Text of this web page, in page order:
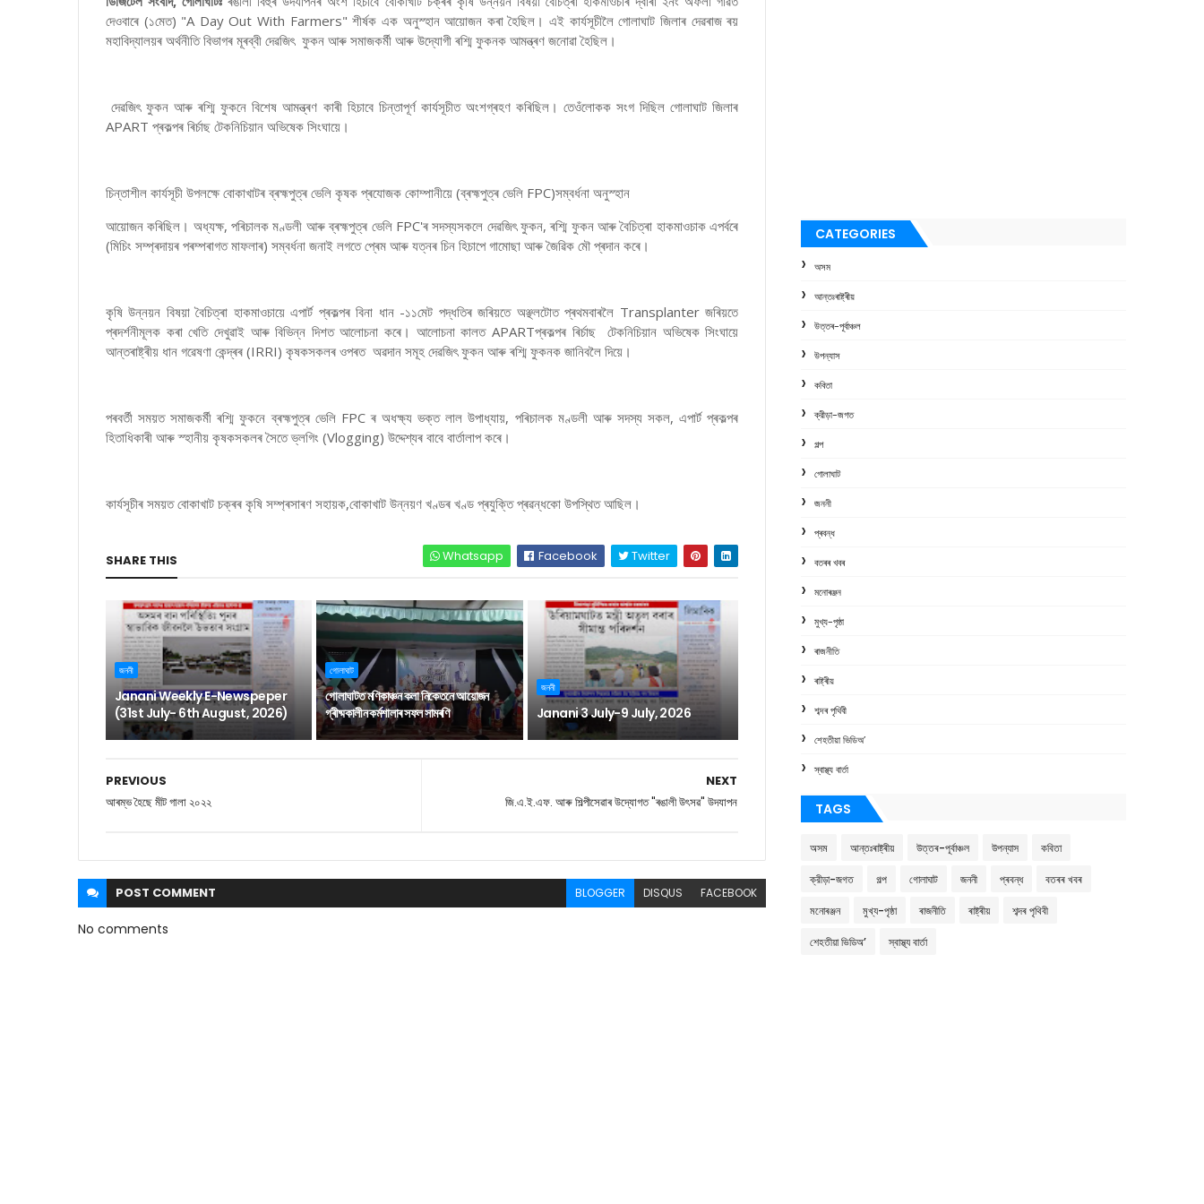
দেওবাৰে (১মেত) "A Day Out With Farmers" শীৰ্ষক এক অনুস্হান আয়োজন কৰা হৈছিল। এই কাৰ্যসূচীলৈ গোলাঘাট জিলাৰ দেৱৰাজ ৰয়
মহাবিদ্যালয়ৰ অৰ্থনীতি বিভাগৰ মূৰব্বী দেৱজিৎ ফুকন আৰু সমাজকৰ্মী আৰু উদ্যোগী ৰশ্মি ফুকনক আমন্ত্ৰণ জনোৱা হৈছিল।
দেৱজিৎ ফুকন আৰু ৰশ্মি ফুকনে বিশেষ আমন্ত্ৰণ কাৰী হিচাবে চিন্তাপূৰ্ণ কাৰ্যসূচীত অংশগ্ৰহণ কৰিছিল। তেওঁলোকক সংগ দিছিল গোলাঘাট জিলাৰ
APART প্ৰকল্পৰ ৰিৰ্চাছ টেকনিচিয়ান অভিষেক সিংঘায়ে।
চিন্তাশীল কাৰ্যসূচী উপলক্ষে বোকাখাটৰ ব্ৰহ্মপুত্ৰ ভেলি কৃষক প্ৰযোজক কোম্পানীয়ে (ব্ৰহ্মপুত্ৰ ভেলি FPC)সম্বৰ্ধনা অনুস্হান
আয়োজন কৰিছিল। অধ্যক্ষ, পৰিচালক মণ্ডলী আৰু ব্ৰহ্মপুত্ৰ ভেলি FPC'ৰ সদস্যসকলে দেৱজিৎ ফুকন, ৰশ্মি ফুকন আৰু বৈচিত্ৰা হাকমাওচাক এপৰ্বৰে
(মিচিং সম্প্ৰদায়ৰ পৰম্পৰাগত মাফলাৰ) সম্বৰ্ধনা জনাই লগতে প্ৰেম আৰু যত্নৰ চিন হিচাপে গামোছা আৰু জৈৱিক মৌ প্ৰদান কৰে।
কৃষি উন্নয়ন বিষয়া বৈচিত্ৰা হাকমাওচায়ে এপাৰ্ট প্ৰকল্পৰ বিনা ধান -১১মেট পদ্ধতিৰ জৰিয়তে অঞ্ছলটোত প্ৰথমবাৰলৈ Transplanter জৰিয়তে
প্ৰদৰ্শনীমূলক কৰা খেতি দেখুৱাই আৰু বিভিন্ন দিশত আলোচনা কৰে। আলোচনা কালত APARTপ্ৰকল্পৰ ৰিৰ্চাছ টেকনিচিয়ান অভিষেক সিংঘায়ে
আন্তৰাষ্ট্ৰীয় ধান গৱেষণা কেন্দ্ৰৰ (IRRI) কৃষকসকলৰ ওপৰত অৱদান সমূহ দেৱজিৎ ফুকন আৰু ৰশ্মি ফুকনক জানিবলৈ দিয়ে।
পৰবৰ্তী সময়ত সমাজকৰ্মী ৰশ্মি ফুকনে ব্ৰহ্মপুত্ৰ ভেলি FPC ৰ অধক্ষ্য ভক্ত লাল উপাধ্যায়, পৰিচালক মণ্ডলী আৰু সদস্য সকল, এপাৰ্ট প্ৰকল্পৰ
হিতাধিকাৰী আৰু স্হানীয় কৃষকসকলৰ সৈতে ভ্লগিং (Vlogging) উদ্দেশ্যৰ বাবে বাৰ্তালাপ কৰে।
কাৰ্যসূচীৰ সময়ত বোকাখাট চক্ৰৰ কৃষি সম্প্ৰসাৰণ সহায়ক,বোকাখাট উন্নয়ণ খণ্ডৰ খণ্ড প্ৰযুক্তি প্ৰৱন্ধকো উপস্থিত আছিল।
SHARE THIS Whatsapp Facebook Twitter
জননী
Janani Weekly E-Newspeper
(31st July- 6th August, 2026)
গোলাঘাট
গোলাঘাটত মণিকাঞ্চন কলা নিকেতনে আয়োজন
গ্ৰীষ্মকালীন কৰ্মশালাৰ সফল সামৰণি
জননী
Janani 3 July-9 July, 2026
NEXT
জি.এ.ই.এফ. আৰু শিল্পীসেৱাৰ উদ্যোগত "ৰঙালী উৎসৱ" উদযাপন
PREVIOUS
আৰম্ভ হৈছে মীট গালা ২০২২
POST COMMENT BLOGGER DISQUS FACEBOOK
No comments
CATEGORIES
অসম
আন্তঃৰাষ্ট্ৰীয়
উত্তৰ-পূৰ্বাঞ্চল
উপন্যাস
কবিতা
ক্রীড়া-জগত
গল্প
গোলাঘাট
জননী
প্ৰবন্ধ
বতৰৰ খবৰ
মনোৰঞ্জন
মুখ্য-পৃষ্ঠা
ৰাজনীতি
ৰাষ্ট্ৰীয়
শব্দৰ পৃথিবী
শেহতীয়া ভিডিঅ’
স্বাস্থ্য বাৰ্তা
TAGS
অসম আন্তঃৰাষ্ট্ৰীয় উত্তৰ-পূৰ্বাঞ্চল উপন্যাস কবিতা
ক্রীড়া-জগত গল্প গোলাঘাট জননী প্ৰবন্ধ বতৰৰ খবৰ
মনোৰঞ্জন মুখ্য-পৃষ্ঠা ৰাজনীতি ৰাষ্ট্ৰীয় শব্দৰ পৃথিবী
শেহতীয়া ভিডিঅ’ স্বাস্থ্য বাৰ্তা